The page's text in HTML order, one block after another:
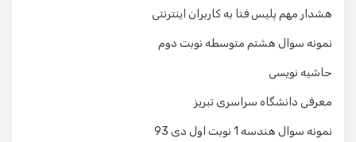
هشدار مهم پلیس فتا به کاربران اینترنتی
نمونه سوال هشتم متوسطه نوبت دوم
حاشیه نویسی
معرفی دانشگاه سراسری تبریز
نمونه سوال هندسه 1 نوبت اول دی 93
گفت‌وگو با دستیار هوشمند